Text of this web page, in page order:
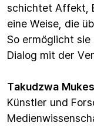
schichtet Affekt,
eine Weise, die
So ermöglicht sie
Dialog mit der
Takudzwa
Künstler und